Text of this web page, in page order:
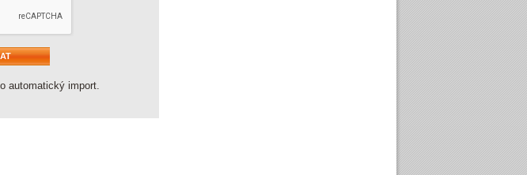
automatický import.